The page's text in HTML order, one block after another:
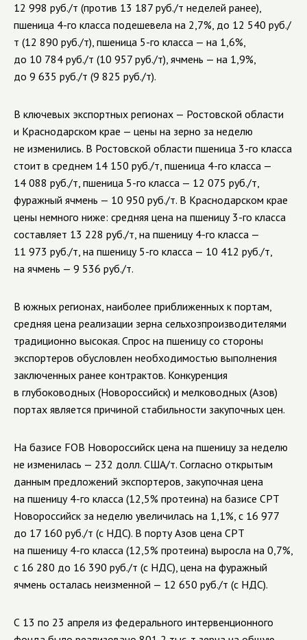
12 998 руб./т (против 13 187 руб./т неделей ранее),
пшеница 4-го класса подешевела на 2,7%, до 12 540 руб./
т (12 890 руб./т), пшеница 5-го класса — на 1,6%,
до 10 784 руб./т (10 957 руб./т), ячмень — на 1,9%,
до 9 635 руб./т (9 825 руб./т).
В ключевых экспортных регионах — Ростовской области
и Краснодарском крае — цены на зерно за неделю
не изменились. В Ростовской области пшеница 3-го класса
стоит в среднем 14 150 руб./т, пшеница 4-го класса —
14 088 руб./т, пшеница 5-го класса — 12 075 руб./т,
фуражный ячмень — 10 950 руб./т. В Краснодарском крае
цены немного ниже: средняя цена на пшеницу 3-го класса
составляет 13 228 руб./т, на пшеницу 4-го класса —
11 973 руб./т, на пшеницу 5-го класса — 10 412 руб./т,
на ячмень — 9 536 руб./т.
В южных регионах, наиболее приближенных к портам,
средняя цена реализации зерна сельхозпроизводителями
традиционно высокая. Спрос на пшеницу со стороны
экспортеров обусловлен необходимостью выполнения
заключенных ранее контрактов. Конкуренция
в глубоководных (Новороссийск) и мелководных (Азов)
портах является причиной стабильности закупочных цен.
На базисе FOB Новороссийск цена на пшеницу за неделю
не изменилась — 232 долл. США/т. Согласно открытым
данным предложений экспортеров, закупочная цена
на пшеницу 4-го класса (12,5% протеина) на базисе СРТ
Новороссийск за неделю увеличилась на 1,1%, с 16 977
до 17 160 руб./т (с НДС). В порту Азов цена СРТ
на пшеницу 4-го класса (12,5% протеина) выросла на 0,7%,
с 16 280 до 16 390 руб./т (с НДС), цена на фуражный
ячмень осталась неизменной — 12 650 руб./т (с НДС).
С 13 по 23 апреля из федерального интервенционного